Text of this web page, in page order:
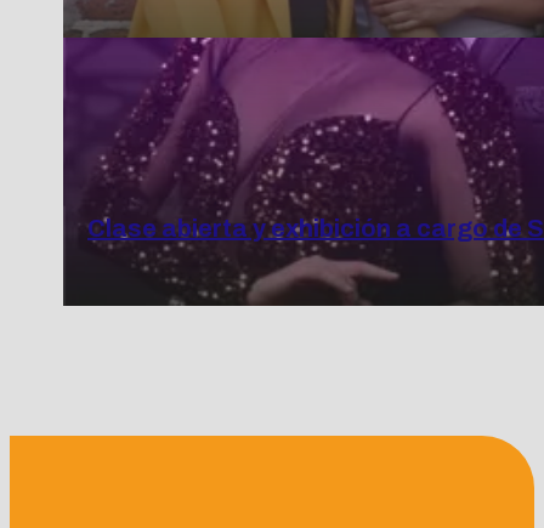
Clase abierta y exhibición a cargo de